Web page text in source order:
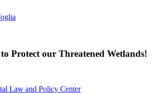
Protect our Threatened Wetlands!
Law and Policy Center